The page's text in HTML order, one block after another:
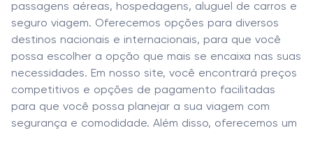
passagens aéreas, hospedagens, aluguel de carros e
seguro viagem. Oferecemos opções para diversos
destinos nacionais e internacionais, para que você
possa escolher a opção que mais se encaixa nas suas
necessidades. Em nosso site, você encontrará preços
competitivos e opções de pagamento facilitadas
para que você possa planejar a sua viagem com
segurança e comodidade. Além disso, oferecemos um